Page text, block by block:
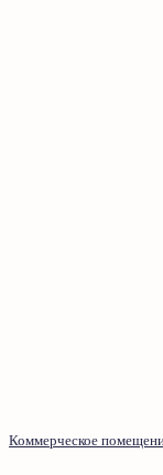
Коммерческое